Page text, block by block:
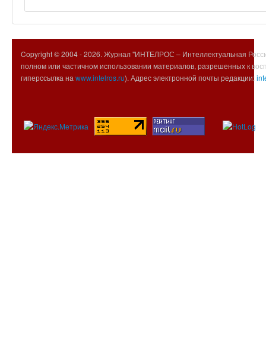
Copyright © 2004 -2026. Журнал "ИНТЕЛРОС – Интеллектуальная
полном или частичном использовании материалов, разрешенных к
гиперссылка наwww.intelros.ru). Адрес электронной почты редакции: